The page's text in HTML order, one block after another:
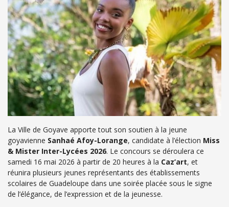
La Ville de Goyave apporte tout son soutien à la jeune
goyavienne Sanhaé Afoy-Lorange, candidate à l’élection Miss
& Mister Inter-Lycées 2026. Le concours se déroulera ce
samedi 16 mai 2026 à partir de 20 heures à la Caz’art, et
réunira plusieurs jeunes représentants des établissements
scolaires de Guadeloupe dans une soirée placée sous le signe
de l’élégance, de l’expression et de la jeunesse.